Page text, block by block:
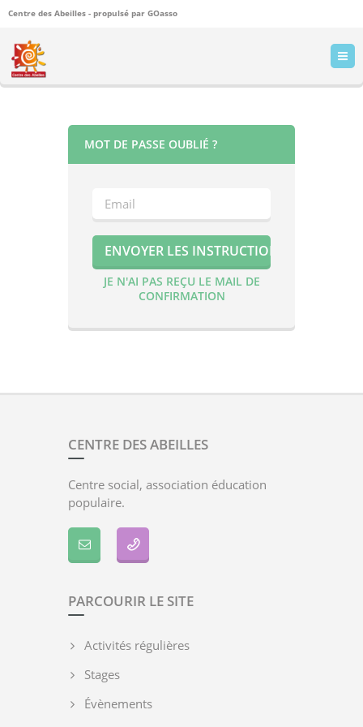
Centre des Abeilles - propulsé par GOasso
MOT DE PASSE OUBLIÉ ?
JE N'AI PAS REÇU LE MAIL DE
CONFIRMATION
CENTRE DES ABEILLES
Centre social, association éducation
populaire.
PARCOURIR LE SITE
Activités régulières
Stages
Évènements